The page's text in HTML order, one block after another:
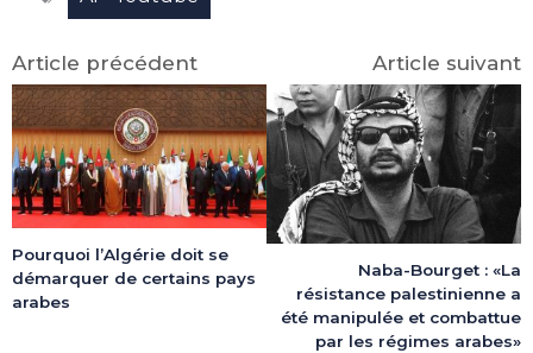
Article précédent
Pourquoi l’Algérie doit se
démarquer de certains pays
arabes
Article suivant
Naba-Bourget : «La
résistance palestinienne a
été manipulée et combattue
par les régimes arabes»